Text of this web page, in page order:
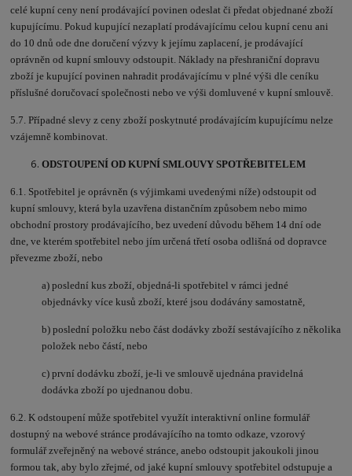
celé kupní ceny není prodávající povinen odeslat či předat objednané zboží
kupujícímu. Pokud kupující nezaplatí prodávajícímu celou kupní cenu ani
do 10 dnů ode dne doručení výzvy k jejímu zaplacení, je prodávající
oprávněn od kupní smlouvy odstoupit. Náklady na přeshraniční dopravu
zboží je kupující povinen nahradit prodávajícímu v plné výši dle ceníku
příslušné doručovací společnosti nebo ve výši domluvené v kupní smlouvě.
5.7. Případné slevy z ceny zboží poskytnuté prodávajícím kupujícímu nelze
vzájemně kombinovat.
ODSTOUPENÍ OD KUPNÍ SMLOUVY SPOTŘEBITELEM
6.1. Spotřebitel je oprávněn (s výjimkami uvedenými níže) odstoupit od
kupní smlouvy, která byla uzavřena distančním způsobem nebo mimo
obchodní prostory prodávajícího, bez uvedení důvodu během 14 dní ode
dne, ve kterém spotřebitel nebo jím určená třetí osoba odlišná od dopravce
převezme zboží, nebo
a) poslední kus zboží, objedná-li spotřebitel v rámci jedné
objednávky více kusů zboží, které jsou dodávány samostatně,
b) poslední položku nebo část dodávky zboží sestávajícího z několika
položek nebo částí, nebo
c) první dodávku zboží, je-li ve smlouvě ujednána pravidelná
dodávka zboží po ujednanou dobu.
6.2. K odstoupení může spotřebitel využít interaktivní online formulář
dostupný na webové stránce prodávajícího na tomto odkaze, vzorový
formulář zveřejněný na webové stránce, anebo odstoupit jakoukoli jinou
formou tak, aby bylo zřejmé, od jaké kupní smlouvy spotřebitel odstupuje a